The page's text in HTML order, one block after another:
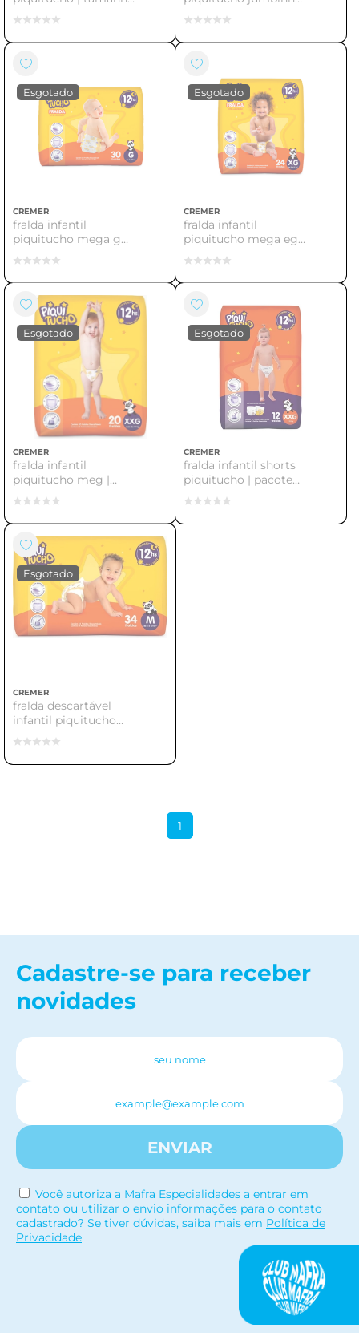
CREMER
fralda infantil
piquitucho mega g
CREMER
fralda infantil
piquitucho mega eg
CREMER
fralda infantil
piquitucho meg |
para seu bebê
CREMER
fralda infantil shorts
piquitucho | pacote
CREMER
fralda descartável
infantil piquitucho
proteção para seu
bebê
1
Cadastre-se para receber
novidades
ENVIAR
Você autoriza a Mafra Especialidades a entrar em
contato ou utilizar o envio informações para o contato
cadastrado? Se tiver dúvidas, saiba mais em Política de
Privacidade